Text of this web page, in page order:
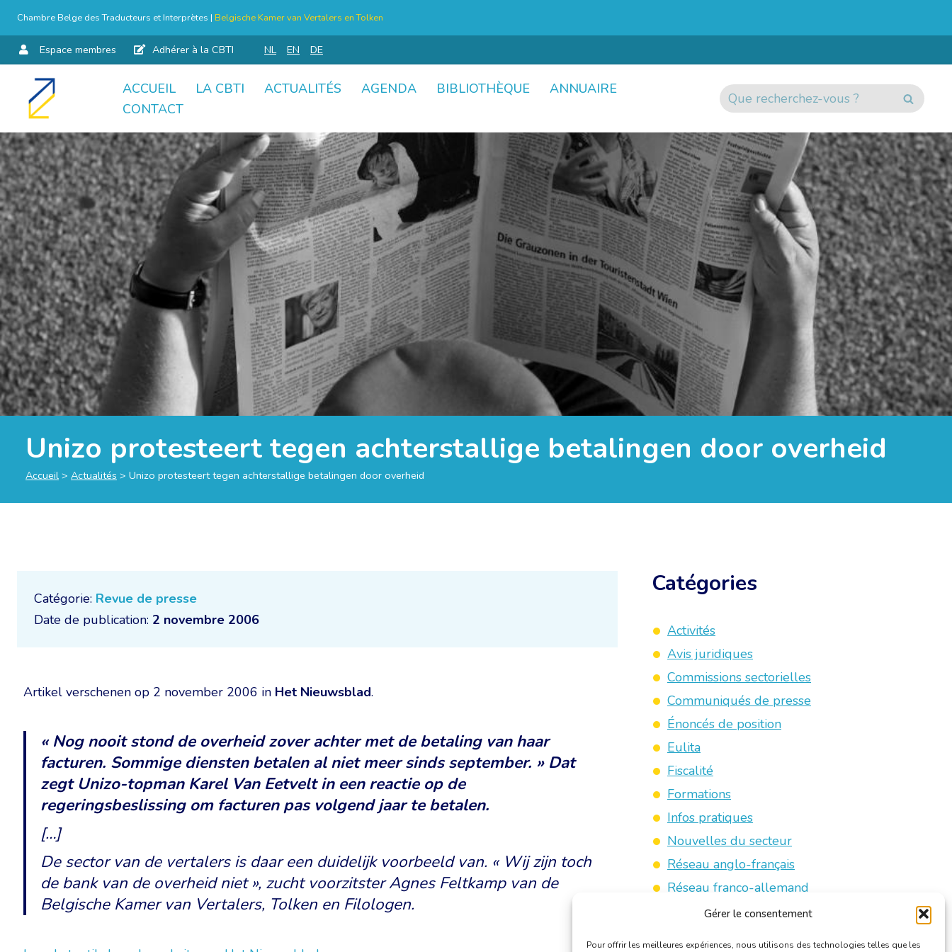
Gérer le consentement
Pour offrir les meilleures expériences, nous utilisons des technologies telles que les
Chambre Belge des Traducteurs et Interprètes | Belgische Kamer van Vertalers en Tolken
Espace membres Adhérer à la CBTI NL EN DE
Aller
contenu
ACCUEIL LA CBTI ACTUALITÉS AGENDA BIBLIOTHÈQUE
ANNUAIRE
CONTACT
Unizo protesteert tegen achterstallige betalingen door overheid
Accueil > Actualités > Unizo protesteert tegen achterstallige betalingen door overheid
Catégorie: Revue de presse
Date de publication: 2 novembre 2006
Artikel verschenen op 2 november 2006 in Het Nieuwsblad.
« Nog nooit stond de overheid zover achter met de betaling van haar
facturen. Sommige diensten betalen al niet meer sinds september. » Dat
zegt Unizo-topman Karel Van Eetvelt in een reactie op de
regeringsbeslissing om facturen pas volgend jaar te betalen.
[…]
De sector van de vertalers is daar een duidelijk voorbeeld van. « Wij zijn toch
de bank van de overheid niet », zucht voorzitster Agnes Feltkamp van de
Belgische Kamer van Vertalers, Tolken en Filologen.
Catégories
Activités
Avis juridiques
Commissions sectorielles
Communiqués de presse
Énoncés de position
Eulita
Fiscalité
Formations
Infos pratiques
Nouvelles du secteur
Réseau anglo-français
Réseau franco-allemand
Revue de presse